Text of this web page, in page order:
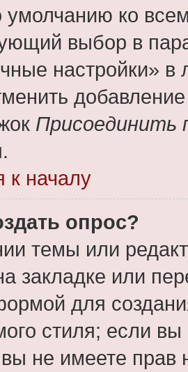
умолчанию ко
выбор в
настройки»
Присоединить
к началу
опрос?
темы или
закладке или
для
стиля; если
не имеете прав